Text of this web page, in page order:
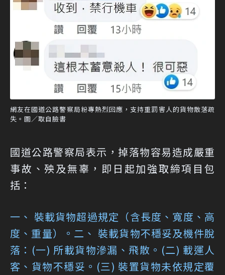
網友在國道公路警察局粉專熱烈回應，支持重罰害人的貨物散落疏
失。圖／取自臉書
國道公路警察局表示，掉落物容易造成嚴重
事故、殃及無辜，即日起加強取締項目包
括：
一、 裝載貨物超過規定（含長度、寬度、高
度、重量）。 二、 裝載貨物不穩妥及機件脫
落：(一) 所載貨物滲漏、飛散。(二) 載運人
客、貨物不穩妥。(三) 裝置貨物未依規定覆